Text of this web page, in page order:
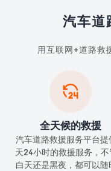
汽车道
用互联网+道路救

全天候的救援
汽车道路救援服务平台提
天24小时的救援服务，不
白天还是黑夜，都可以随